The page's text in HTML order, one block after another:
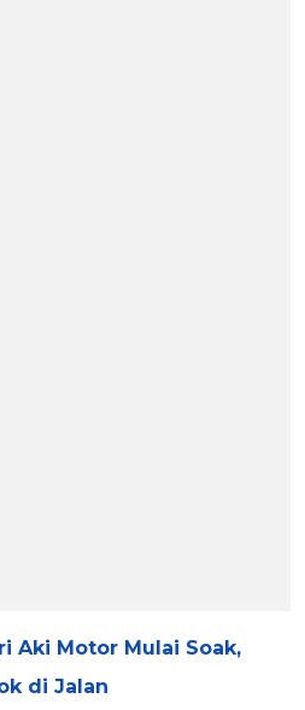
Aki Motor Mulai Soak,
di Jalan